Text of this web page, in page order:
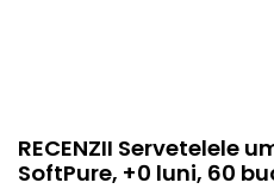
RECENZII Servetelele
SoftPure, +0 luni, 60